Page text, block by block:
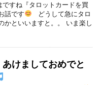
すね『タロットカードを買
話です
どうして急にタロ
かといいますと。。 いま楽し
あけましておめでと